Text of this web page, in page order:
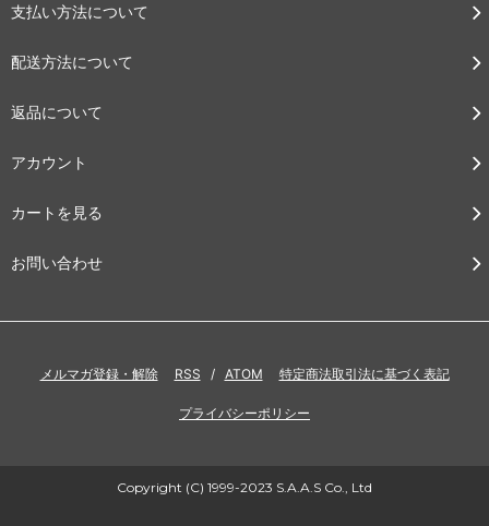
支払い方法について
配送方法について
返品について
アカウント
カートを見る
お問い合わせ
メルマガ登録・解除 RSS / ATOM 特定商法取引法に基づく表記
プライバシーポリシー
Copyright (C) 1999-2023 S.A.A.S Co., Ltd